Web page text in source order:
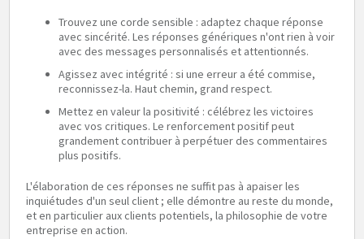
Trouvez une corde sensible : adaptez chaque réponse
avec sincérité. Les réponses génériques n'ont rien à voir
avec des messages personnalisés et attentionnés.
Agissez avec intégrité : si une erreur a été commise,
reconnissez-la. Haut chemin, grand respect.
Mettez en valeur la positivité : célébrez les victoires
avec vos critiques. Le renforcement positif peut
grandement contribuer à perpétuer des commentaires
plus positifs.
L'élaboration de ces réponses ne suffit pas à apaiser les
inquiétudes d'un seul client ; elle démontre au reste du monde,
et en particulier aux clients potentiels, la philosophie de votre
entreprise en action.